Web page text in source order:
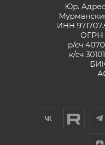
Юр.
ИНН
ОГРН
р/сч
к/сч